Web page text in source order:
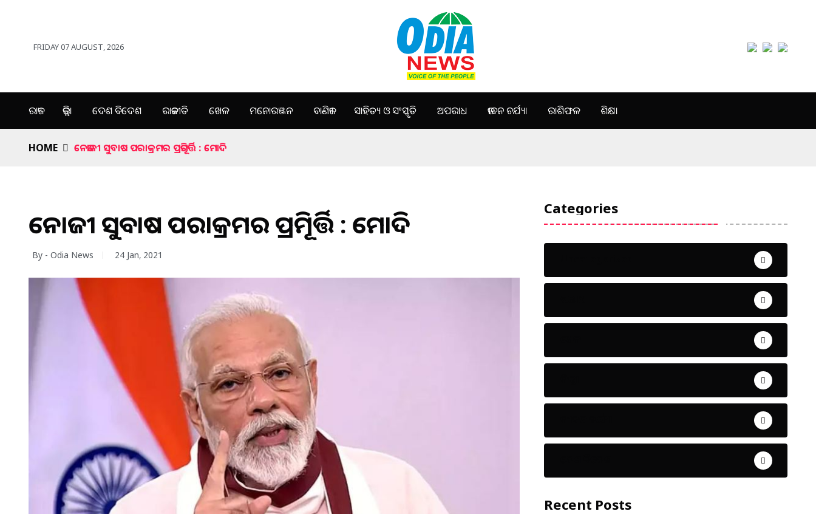
FRIDAY 07 AUGUST, 2026
ରାଜ୍ୟ ଜିଲ୍ଲା ଦେଶ ବିଦେଶ ରାଜନୀତି ଖେଳ ମନୋରଞ୍ଜନ ବାଣିଜ୍ୟ ସାହିତ୍ୟ ଓ ସଂସ୍କୃତି ଅପରାଧ ଜୀବନ ଚର୍ଯ୍ୟା ରାଶିଫଳ ଶିକ୍ଷା
HOME ନେତାଜୀ ସୁବାଷ ପରାକ୍ରମର ପ୍ରତିମୂର୍ତ୍ତି : ମୋଦି
ନେତାଜୀ ସୁବାଷ ପରାକ୍ରମର ପ୍ରତିମୂର୍ତ୍ତି : ମୋଦି
By - Odia News 24 Jan, 2021
Categories
Recent Posts